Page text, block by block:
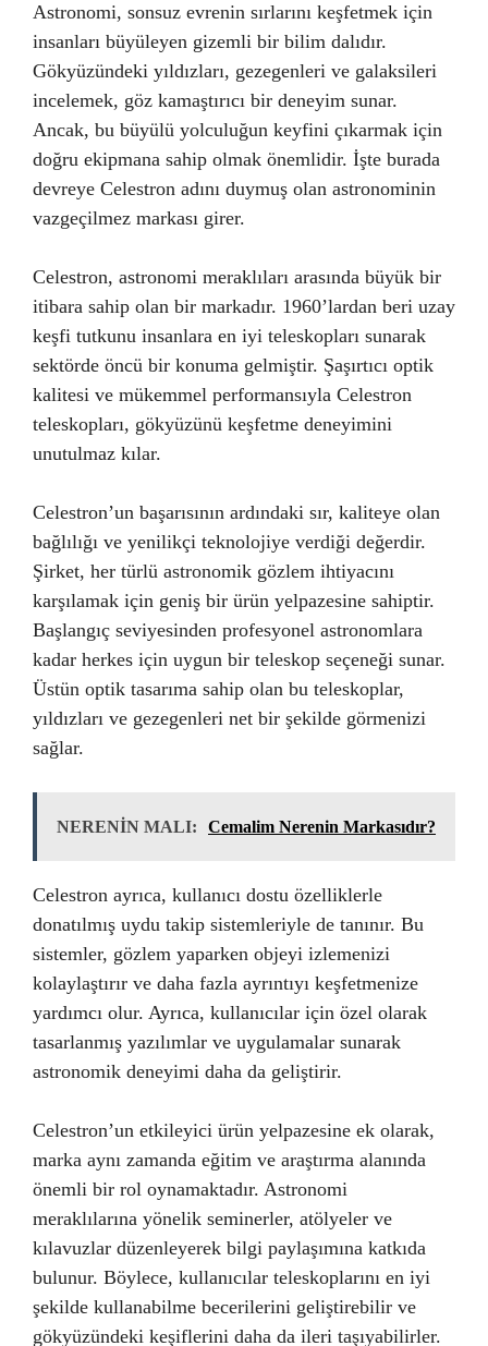
Astronomi, sonsuz evrenin sırlarını keşfetmek için
insanları büyüleyen gizemli bir bilim dalıdır.
Gökyüzündeki yıldızları, gezegenleri ve galaksileri
incelemek, göz kamaştırıcı bir deneyim sunar.
Ancak, bu büyülü yolculuğun keyfini çıkarmak için
doğru ekipmana sahip olmak önemlidir. İşte burada
devreye Celestron adını duymuş olan astronominin
vazgeçilmez markası girer.
Celestron, astronomi meraklıları arasında büyük bir
itibara sahip olan bir markadır. 1960’lardan beri uzay
keşfi tutkunu insanlara en iyi teleskopları sunarak
sektörde öncü bir konuma gelmiştir. Şaşırtıcı optik
kalitesi ve mükemmel performansıyla Celestron
teleskopları, gökyüzünü keşfetme deneyimini
unutulmaz kılar.
Celestron’un başarısının ardındaki sır, kaliteye olan
bağlılığı ve yenilikçi teknolojiye verdiği değerdir.
Şirket, her türlü astronomik gözlem ihtiyacını
karşılamak için geniş bir ürün yelpazesine sahiptir.
Başlangıç ​​seviyesinden profesyonel astronomlara
kadar herkes için uygun bir teleskop seçeneği sunar.
Üstün optik tasarıma sahip olan bu teleskoplar,
yıldızları ve gezegenleri net bir şekilde görmenizi
sağlar.
NERENİN MALI: Cemalim Nerenin Markasıdır?
Celestron ayrıca, kullanıcı dostu özelliklerle
donatılmış uydu takip sistemleriyle de tanınır. Bu
sistemler, gözlem yaparken objeyi izlemenizi
kolaylaştırır ve daha fazla ayrıntıyı keşfetmenize
yardımcı olur. Ayrıca, kullanıcılar için özel olarak
tasarlanmış yazılımlar ve uygulamalar sunarak
astronomik deneyimi daha da geliştirir.
Celestron’un etkileyici ürün yelpazesine ek olarak,
marka aynı zamanda eğitim ve araştırma alanında
önemli bir rol oynamaktadır. Astronomi
meraklılarına yönelik seminerler, atölyeler ve
kılavuzlar düzenleyerek bilgi paylaşımına katkıda
bulunur. Böylece, kullanıcılar teleskoplarını en iyi
şekilde kullanabilme becerilerini geliştirebilir ve
gökyüzündeki keşiflerini daha da ileri taşıyabilirler.